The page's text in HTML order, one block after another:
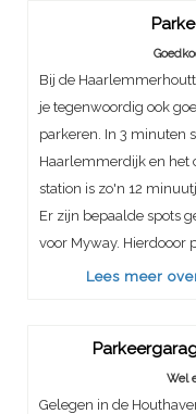
Bij de
je tegenwoordig ook
parkeren. In 3 minuten
Haarlemmerdijk en het
station is zo'n 12
Er zijn bepaalde spots
voor Myway. Hierdooor
Lees meer
Wel
Gelegen in de